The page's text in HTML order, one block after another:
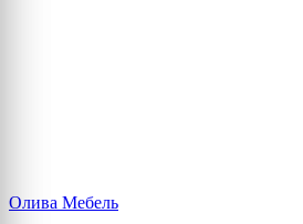
Олива Мебель